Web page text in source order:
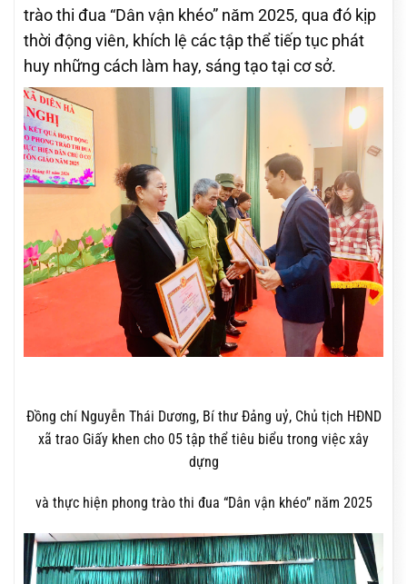
trào thi đua “Dân vận khéo” năm 2025, qua đó kịp
thời động viên, khích lệ các tập thể tiếp tục phát
huy những cách làm hay, sáng tạo tại cơ sở.
Đồng chí Nguyễn Thái Dương, Bí thư Đảng uỷ, Chủ tịch HĐND
xã trao Giấy khen cho 05 tập thể tiêu biểu trong việc xây
dựng
và thực hiện phong trào thi đua “Dân vận khéo” năm 2025